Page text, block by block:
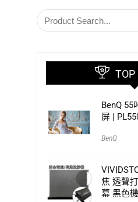
TOP
BenQ 55
屏 |
BenQ
焦 透聲
幕 黑色